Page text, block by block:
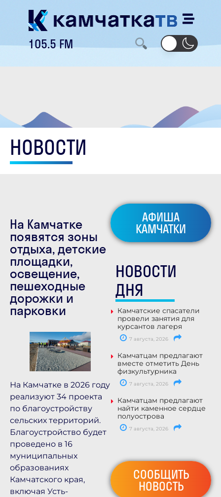
105.5 FM
НОВОСТИ
На Камчатке
появятся зоны
отдыха, детские
площадки,
освещение,
пешеходные
дорожки и
парковки
На Камчатке в 2026 году
реализуют 34 проекта
по благоустройству
сельских территорий.
Благоустройство будет
проведено в 16
муниципальных
образованиях
Камчатского края,
включая Усть-
АФИША
КАМЧАТКИ
НОВОСТИ
ДНЯ
Камчатские спасатели
провели занятия для
курсантов лагеря
7 августа, 2026
Камчатцам предлагают
вместе отметить День
физкультурника
7 августа, 2026
Камчатцам предлагают
найти каменное сердце
полуострова
7 августа, 2026
СООБЩИТЬ
НОВОСТЬ